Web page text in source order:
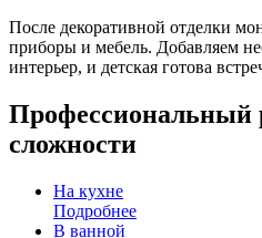
После декоративной отделки
приборы и мебель. Добавляем
интерьер, и детская готова
Профессиональный
сложности
На кухне
Подробнее
В ванной